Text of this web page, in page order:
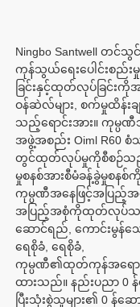
Ningbo Santwell တင်သွ
ကုန်သွယ်ရေးပေါင်းစည်
ခြင်းနှင့်ထုတ်လုပ်ခြင်းကို
ဝန်ဆဲလ်များ, စက်မှုထိန်းခ
သည့်ရောင်းအား။ ကုမ္ပ
အဖွဲ့အစည်း Oiml R60
တွင်ထုတ်လုပ်မှုကိုစီစဉ်သည်
မှုစနစ်အားစီမံခန့်ခွဲမှုစနစ်
ကုမ္ပဏီအနေဖြင့်အပြည့်
အပြည့်အစုံကိုထုတ်လုပ်သည်
ဆောင်ရည်, ကောင်းမွန်သ
ရေစိုခံ, ရေစိုခံ,
ကုမ္ပဏီ၏ထုတ်ကုန်အရေ
ထားသည်။ နည်းပညာ 0
ပြီးသုံးစွဲသူများ၏ 0 န်